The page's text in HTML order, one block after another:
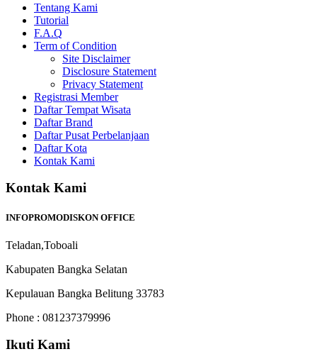
Tentang Kami
Tutorial
F.A.Q
Term of Condition
Site Disclaimer
Disclosure Statement
Privacy Statement
Registrasi Member
Daftar Tempat Wisata
Daftar Brand
Daftar Pusat Perbelanjaan
Daftar Kota
Kontak Kami
Kontak Kami
INFOPROMODISKON OFFICE
Teladan,Toboali
Kabupaten Bangka Selatan
Kepulauan Bangka Belitung 33783
Phone : 081237379996
Ikuti Kami